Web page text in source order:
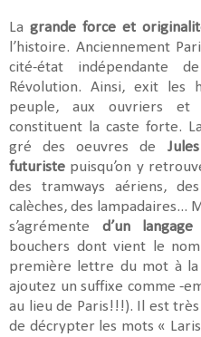
La grande force et
l’histoire. Anciennement
cité-état indépendante
Révolution. Ainsi, exit les
peuple, aux ouvriers et
constituent la caste forte.
gré des oeuvres de
futuriste puisqu’on y
des tramways aériens,
calèches, des lampadaires...
s’agrémente d’un
bouchers dont vient le
première lettre du mot à
ajoutez un suffixe comme -
au lieu de Paris!!!). Il est
de décrypter les mots «